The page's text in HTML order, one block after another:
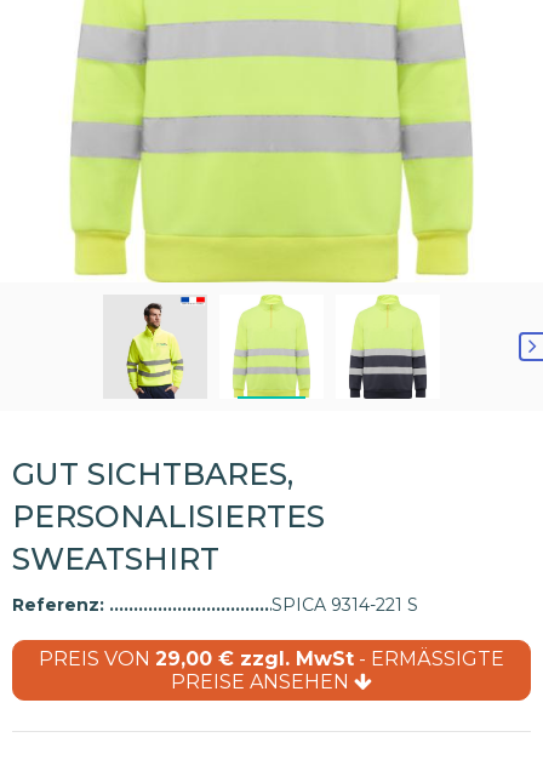
GUT SICHTBARES,
PERSONALISIERTES
SWEATSHIRT
Referenz: SPICA 9314-221 S
PREIS VON 29,00 € zzgl. MwSt - ERMÄSSIGTE
PREISE ANSEHEN